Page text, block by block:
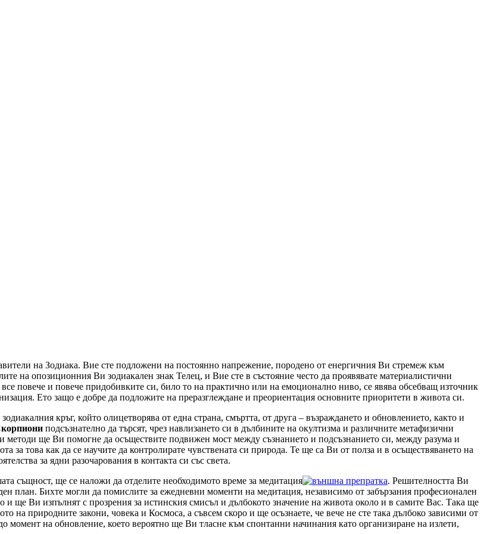
на Зодиака. Вие сте подложени на постоянно напрежение, породено от енергичния Ви стремеж към
на опозиционния Ви зодиакален знак Телец, и Вие сте в състояние често да проявявате материалистични
повече и повече придобивките си, било то на практично или на емоционално ниво, се явява обсебващ източник
Ето защо е добре да подложите на преразглеждане и преориентация основните приоритети в живота си.
кръг, който олицетворява от една страна, смъртта, от друга – възраждането и обновлението, както и
подсъзнателно да търсят, чрез навлизането си в дълбините на окултизма и различните метафизични
методи ще Ви помогне да осъществите подвижен мост между съзнанието и подсъзнанието си, между разума и
за това как да се научите да контролирате чувствената си природа. Те ще са Ви от полза и в осъществяването на
за ядни разочарования в контакта си със света.
същност, ще се наложи да отделите необходимото време за медитация
. Решителността Ви
план. Бихте могли да помислите за ежедневни моменти на медитация, независимо от забързания професионален
ще Ви изпълнят с прозрения за истинския смисъл и дълбокото значение на живота около и в самите Вас. Така ще
на природните закони, човека и Космоса, а съвсем скоро и ще осъзнаете, че вече не сте така дълбоко зависими от
момент на обновление, което вероятно ще Ви тласне към спонтанни начинания като организиране на излети,